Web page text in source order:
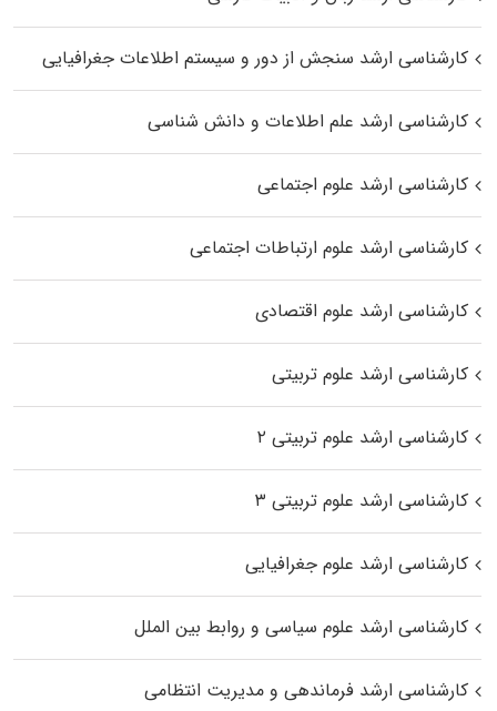
کارشناسی ارشد سنجش از دور و سیستم اطلاعات جغرافیایی
کارشناسی ارشد علم اطلاعات و دانش شناسی
کارشناسی ارشد علوم اجتماعی
کارشناسی ارشد علوم ارتباطات اجتماعی
کارشناسی ارشد علوم اقتصادی
کارشناسی ارشد علوم تربیتی
کارشناسی ارشد علوم تربیتی ۲
کارشناسی ارشد علوم تربیتی ۳
کارشناسی ارشد علوم جغرافیایی
کارشناسی ارشد علوم سیاسی و روابط بین الملل
کارشناسی ارشد فرماندهی و مدیریت انتظامی